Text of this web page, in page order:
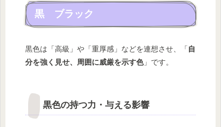
黒 ブラック
黒色は「高級」や「重厚感」などを連想させ、「自
分を強く見せ、周囲に威厳を示す色」です。
黒色の持つ力・与える影響